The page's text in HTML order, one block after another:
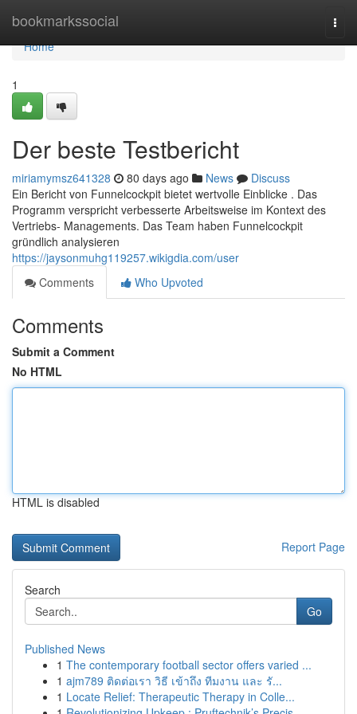
bookmarkssocial
Home
Home
1
Der beste Testbericht
miriamymsz641328 80 days ago News
Discuss
Ein Bericht von Funnelcockpit bietet wertvolle Einblicke . Das
Programm verspricht verbesserte Arbeitsweise im Kontext des
Vertriebs- Managements. Das Team haben Funnelcockpit
gründlich analysieren
https://jaysonmuhg119257.wikigdia.com/user
Comments
Who Upvoted
Comments
Submit a Comment
No HTML
HTML is disabled
Report Page
Search
Go
Published News
1 The contemporary football sector offers varied ...
1 ajm789 ติดต่อเรา วิธี เข้าถึง ทีมงาน และ รั...
1 Locate Relief: Therapeutic Therapy in Colle...